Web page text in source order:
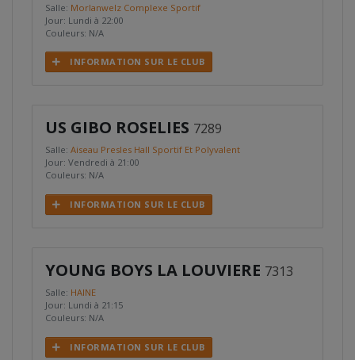
Salle: Morlanwelz Complexe Sportif
Jour: Lundi à 22:00
Couleurs: N/A
INFORMATION SUR LE CLUB
US GIBO ROSELIES 7289
Salle: Aiseau Presles Hall Sportif Et Polyvalent
Jour: Vendredi à 21:00
Couleurs: N/A
INFORMATION SUR LE CLUB
YOUNG BOYS LA LOUVIERE 7313
Salle: HAINE
Jour: Lundi à 21:15
Couleurs: N/A
INFORMATION SUR LE CLUB